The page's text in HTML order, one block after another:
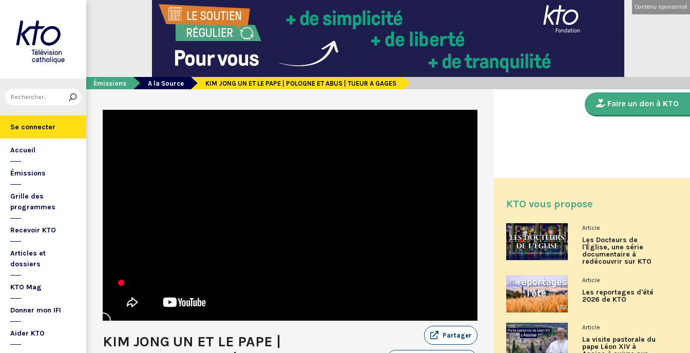
Se connecter
Accueil
Émissions
Grille des
programmes
Recevoir KTO
Articles et
dossiers
KTO Mag
Donner mon IFI
Aider KTO
Contenu sponsorisé
Émissions A la Source KIM JONG UN ET LE PAPE | POLOGNE ET ABUS | TUEUR A GAGES
KIM JONG UN ET LE PAPE |
Partager
Faire un don à KTO
KTO vous propose
Article
Les Docteurs de
l'Église, une série
documentaire à
redécouvrir sur KTO
Article
Les reportages d'été
2026 de KTO
Article
La visite pastorale du
pape Léon XIV à